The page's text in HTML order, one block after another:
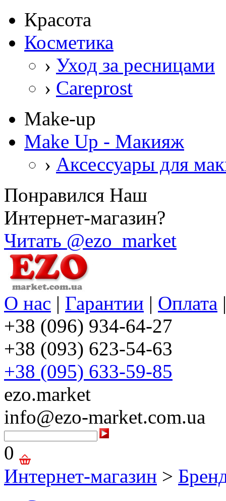
Красота
Косметика
› Уход за ресницами
› Careprost
Make-up
Make Up - Макияж
› Аксессуары для
Понравился Наш
Интернет-магазин?
Читать @ezo_market
О нас | Гарантии | Оплата
+38 (096) 934-64-27
+38 (093) 623-54-63
+38 (095) 633-59-85
ezo.market
info@ezo-market.com.ua
0
Интернет-магазин >